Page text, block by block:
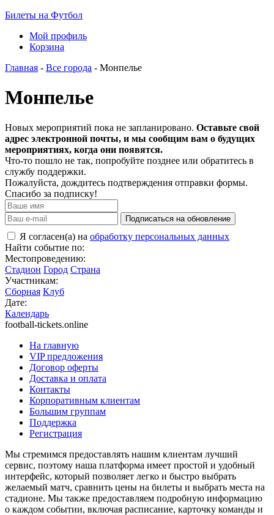
Билеты на Футбол
Мой профиль
Корзина
Главная - Все города - Монпелье
Монпелье
Новых мероприятий пока не запланировано. Оставьте свой
адрес электронной почты, и мы сообщим вам о будущих
мероприятиях, когда они появятся.
Что-то пошло не так, попробуйте позднее или обратитесь в
службу поддержки.
Пожалуйста, дождитесь подтверждения отправки формы.
Спасибо за подписку!
Подписаться на обновление
Я согласен(а) на обработку персональных данных
Найти событие по:
Местопроведению:
Стадион Город Страна
Участникам:
Сборная Клуб
Дате:
Календарь
football-tickets.online
На главную
VIP предложения
Договор оферты
Доставка и оплата
Контакты
Корпоративным клиентам
Большим группам
Поддержка
Регистрация
Мы стремимся предоставлять нашим клиентам лучший
сервис, поэтому наша платформа имеет простой и удобный
интерфейс, который позволяет легко и быстро выбрать
желаемый матч, сравнить цены на билеты и выбрать места на
стадионе. Мы также предоставляем подробную информацию
о каждом событии, включая расписание, карточку команды и